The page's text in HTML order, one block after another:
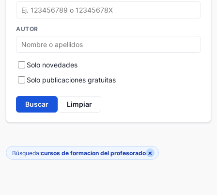
AUTOR
Solo novedades
Solo publicaciones gratuitas
Buscar Limpiar
Búsqueda:cursos de formacion del profesorado ×